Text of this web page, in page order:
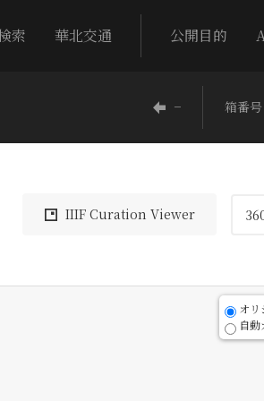
索 華北交通 公開目的
− 箱番
IIIF Curation Viewer
オ
自